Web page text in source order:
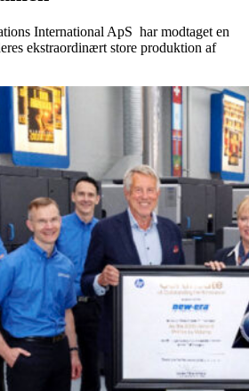
International ApS har modtaget en
ekstraordinært store produktion af